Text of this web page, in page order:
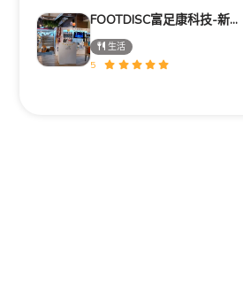
FOOTDISC富足康科技-新光三越-西門店
生活
5